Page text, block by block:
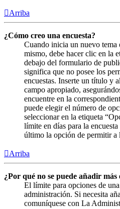
Arriba
¿Cómo creo una encuesta?
Cuando inicia un nuevo tema
mismo, debe hacer clic en la
debajo del formulario de
significa que no posee los
encuestas. Inserte un título y
campo apropiado,
encuentre en la
puede elegir el número de
seleccionar en la etiqueta
límite en días para la
último la opción de permitir a
Arriba
¿Por qué no se puede añadir más
El límite para opciones de
administración. Si necesita
comuníquese con La